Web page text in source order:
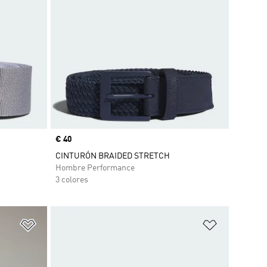
Precio
€ 40
CINTURÓN BRAIDED STRETCH
Hombre Performance
3 colores